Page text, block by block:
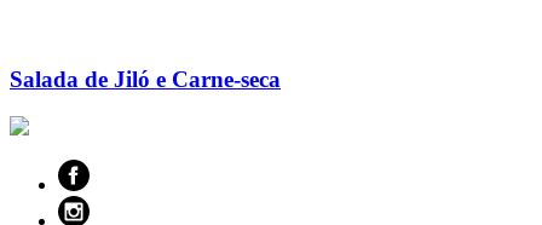
Salada de Jiló e Carne-seca